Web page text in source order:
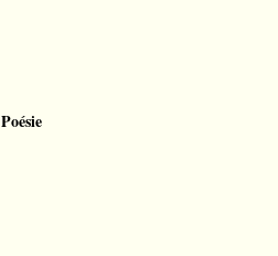
Poésie